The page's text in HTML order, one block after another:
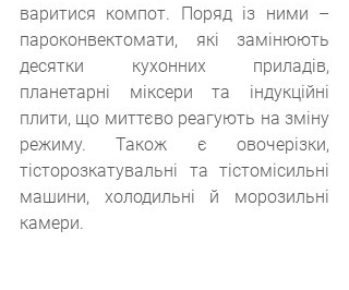
варитися компот. Поряд із ними –
пароконвектомати, які замінюють
десятки кухонних приладів,
планетарні міксери та індукційні
плити, що миттєво реагують на зміну
режиму. Також є овочерізки,
тісторозкатувальні та тістомісильні
машини, холодильні й морозильні
камери.